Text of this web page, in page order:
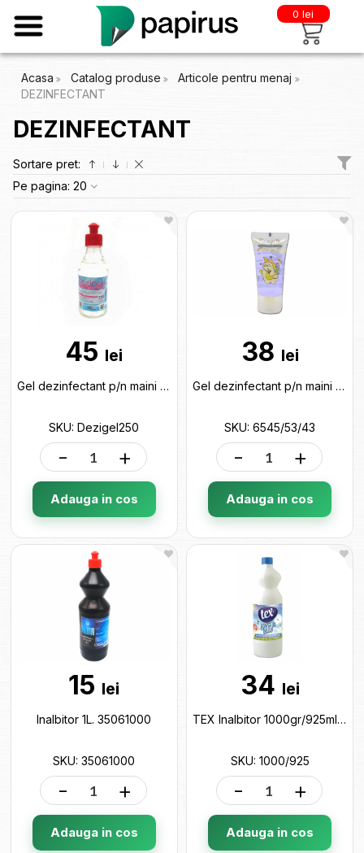
0 lei
Acasa Catalog produse
Articole pentru menaj
DEZINFECTANT
DEZINFECTANT
Sortare pret:
Pe pagina: 20
45 lei
Gel dezinfectant p/n maini 250ml Dezigel250
SKU: Dezigel250
- +
Adauga in cos
38 lei
Gel dezinfectant p/n maini 40ml Unicorn,Floare 6545/53/43
SKU: 6545/53/43
- +
Adauga in cos
15 lei
Inalbitor 1L. 35061000
SKU: 35061000
- +
Adauga in cos
34 lei
TEX Inalbitor 1000gr/925ml 1000/925
SKU: 1000/925
- +
Adauga in cos